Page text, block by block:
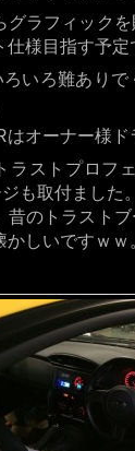
グラフィック
仕様目指す予定
いろ難あり
はオーナー様
ラストプロフ
も取付ました
昔のトラスト
かしいですｗ